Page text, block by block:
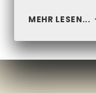
MEHR LESEN...